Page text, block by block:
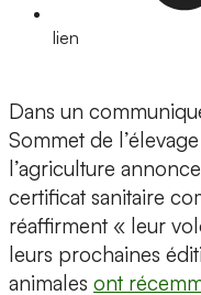
lien
Dans un
Sommet de
l’agriculture
certificat sanitaire
réaffirment « leur
leurs prochaines
animales ont